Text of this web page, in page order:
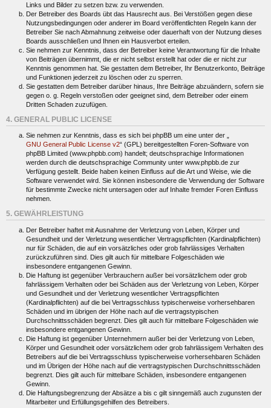
Links und Bilder zu setzen bzw. zu verwenden.
Der Betreiber des Boards übt das Hausrecht aus. Bei Verstößen gegen diese
Nutzungsbedingungen oder anderer im Board veröffentlichten Regeln kann der
Betreiber Sie nach Abmahnung zeitweise oder dauerhaft von der Nutzung dieses
Boards ausschließen und Ihnen ein Hausverbot erteilen.
Sie nehmen zur Kenntnis, dass der Betreiber keine Verantwortung für die Inhalte
von Beiträgen übernimmt, die er nicht selbst erstellt hat oder die er nicht zur
Kenntnis genommen hat. Sie gestatten dem Betreiber, Ihr Benutzerkonto, Beiträge
und Funktionen jederzeit zu löschen oder zu sperren.
Sie gestatten dem Betreiber darüber hinaus, Ihre Beiträge abzuändern, sofern sie
gegen o. g. Regeln verstoßen oder geeignet sind, dem Betreiber oder einem
Dritten Schaden zuzufügen.
4. GENERAL PUBLIC LICENSE
Sie nehmen zur Kenntnis, dass es sich bei phpBB um eine unter der „
GNU General Public License v2“ (GPL) bereitgestellten Foren-Software von
phpBB Limited (www.phpbb.com) handelt; deutschsprachige Informationen
werden durch die deutschsprachige Community unter www.phpbb.de zur
Verfügung gestellt. Beide haben keinen Einfluss auf die Art und Weise, wie die
Software verwendet wird. Sie können insbesondere die Verwendung der Software
für bestimmte Zwecke nicht untersagen oder auf Inhalte fremder Foren Einfluss
nehmen.
5. GEWÄHRLEISTUNG
Der Betreiber haftet mit Ausnahme der Verletzung von Leben, Körper und
Gesundheit und der Verletzung wesentlicher Vertragspflichten (Kardinalpflichten)
nur für Schäden, die auf ein vorsätzliches oder grob fahrlässiges Verhalten
zurückzuführen sind. Dies gilt auch für mittelbare Folgeschäden wie
insbesondere entgangenen Gewinn.
Die Haftung ist gegenüber Verbrauchern außer bei vorsätzlichem oder grob
fahrlässigem Verhalten oder bei Schäden aus der Verletzung von Leben, Körper
und Gesundheit und der Verletzung wesentlicher Vertragspflichten
(Kardinalpflichten) auf die bei Vertragsschluss typischerweise vorhersehbaren
Schäden und im übrigen der Höhe nach auf die vertragstypischen
Durchschnittsschäden begrenzt. Dies gilt auch für mittelbare Folgeschäden wie
insbesondere entgangenen Gewinn.
Die Haftung ist gegenüber Unternehmern außer bei der Verletzung von Leben,
Körper und Gesundheit oder vorsätzlichem oder grob fahrlässigem Verhalten des
Betreibers auf die bei Vertragsschluss typischerweise vorhersehbaren Schäden
und im Übrigen der Höhe nach auf die vertragstypischen Durchschnittsschäden
begrenzt. Dies gilt auch für mittelbare Schäden, insbesondere entgangenen
Gewinn.
Die Haftungsbegrenzung der Absätze a bis c gilt sinngemäß auch zugunsten der
Mitarbeiter und Erfüllungsgehilfen des Betreibers.